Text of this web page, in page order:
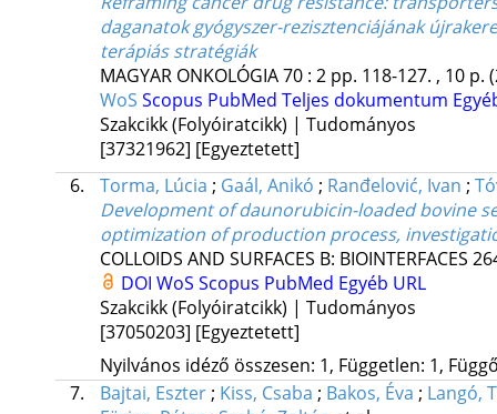
daganatok gyógyszer-rezisztenciájának
terápiás stratégiák
MAGYAR ONKOLÓGIA70: 2 pp. 118-127. , 10 p.
WoS Scopus PubMed Teljes dokumentum
Szakcikk (Folyóiratcikk) | Tudományos
[37321962] [Egyeztetett]
6.
Torma, Lúcia ; Gaál, Anikó ; Ranđelović, Ivan ;
Development of daunorubicin-loaded bovine
optimization of production process,
COLLOIDS AND SURFACES B: BIOINTERFACES
DOI WoS Scopus PubMed Egyéb URL
Szakcikk (Folyóiratcikk) | Tudományos
[37050203] [Egyeztetett]
Nyilvános idéző összesen: 1, Független: 1,
7.
Bajtai, Eszter ; Kiss, Csaba ; Bakos, Éva ; Langó,